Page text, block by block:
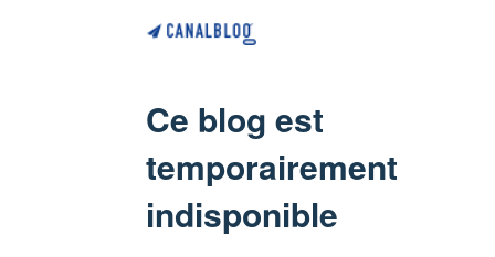
Ce blog est
temporairement
indisponible